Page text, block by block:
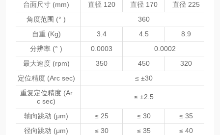
台面尺寸 (mm)
直径 120 直径 170
直径 225
角度范围 (° )
360
自重 (Kg)
3.4 4.5
8.9
分辨率 (° )
0.0003
0.0002
最大速度 (rpm)
350 450
320
定位精度 (Arc sec)
≤ ±30
重复定位精度 (Ar
c sec)
≤ ±2.5
轴向跳动 (μm) ≤ 25 ≤ 30
≤ 35
径向跳动 (μm)
≤ 30 ≤ 35
≤ 40